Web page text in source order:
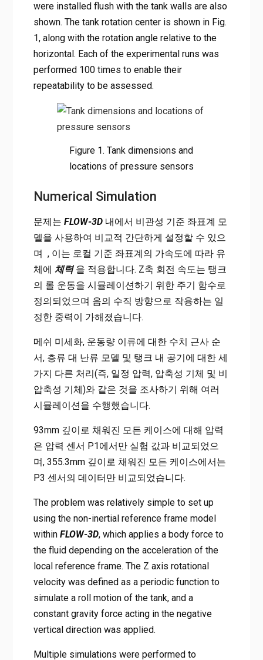
were installed flush with the tank walls are also
shown. The tank rotation center is shown in Fig.
1, along with the rotation angle relative to the
horizontal. Each of the experimental runs was
performed 100 times to enable their
repeatability to be assessed.
Figure 1. Tank dimensions and
locations of pressure sensors
Numerical Simulation
문제는 FLOW-3D내에서 비관성 기준 좌표계 모
델을 사용하여 비교적 간단하게 설정할 수 있으
며 , 이는 로컬 기준 좌표계의 가속도에 따라 유
체에 체력을 적용합니다. Z축 회전 속도는 탱크
의 롤 운동을 시뮬레이션하기 위한 주기 함수로
정의되었으며 음의 수직 방향으로 작용하는 일
정한 중력이 가해졌습니다.
메쉬 미세화, 운동량 이류에 대한 수치 근사 순
서, 층류 대 난류 모델 및 탱크 내 공기에 대한 세
가지 다른 처리(즉, 일정 압력, 압축성 기체 및 비
압축성 기체)와 같은 것을 조사하기 위해 여러
시뮬레이션을 수행했습니다.
93mm 깊이로 채워진 모든 케이스에 대해 압력
은 압력 센서 P1에서만 실험 값과 비교되었으
며, 355.3mm 깊이로 채워진 모든 케이스에서는
P3 센서의 데이터만 비교되었습니다.
The problem was relatively simple to set up
using the non-inertial reference frame model
within FLOW-3D, which applies a body force to
the fluid depending on the acceleration of the
local reference frame. The Z axis rotational
velocity was defined as a periodic function to
simulate a roll motion of the tank, and a
constant gravity force acting in the negative
vertical direction was applied.
Multiple simulations were performed to